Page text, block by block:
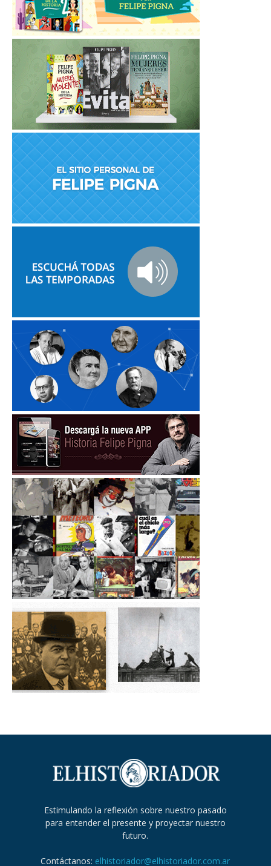
Estimulando la reflexión sobre nuestro pasado
para entender el presente y proyectar nuestro
futuro.
Contáctanos: elhistoriador@elhistoriador.com.ar